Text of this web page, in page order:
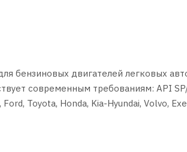
бензиновых двигателей легковых
современным требованиям: API
Toyota, Honda, Kia-Hyundai, Volvo,